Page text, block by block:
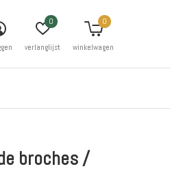
verlanglijst
0
winkelwagen
0
broches /